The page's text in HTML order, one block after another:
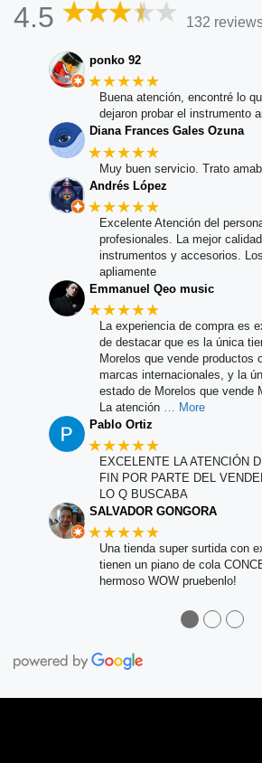
4.5 132
ponko 92
★★★★★
Buena atención, encontré lo
dejaron probar el instrumento
Diana Frances Gales Ozuna
★★★★★
Muy buen servicio. Trato
Andrés López
★★★★★
Excelente Atención del
profesionales. La mejor
instrumentos y accesorios.
apliamente
Emmanuel Qeo music
★★★★★
La experiencia de compra es
de destacar que es la única
Morelos que vende productos
marcas internacionales, y la
estado de Morelos que vende
La atención
… More
Pablo Ortiz
★★★★★
EXCELENTE LA ATENCIÓN
FIN POR PARTE DEL
LO Q BUSCABA
SALVADOR GONGORA
★★★★★
Una tienda super surtida con
tienen un piano de cola
hermoso WOW pruebenlo!
●●●